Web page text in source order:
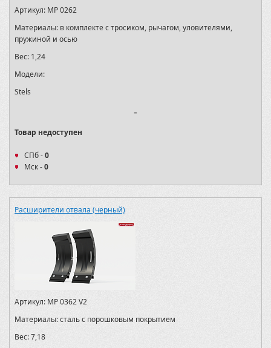
Артикул: MP 0262
Материалы: в комплекте с тросиком, рычагом, уловителями,
пружиной и осью
Вес: 1,24
Модели:
Stels
-
Товар недоступен
СПб -0
Мск -0
Расширители отвала (черный)
Артикул: MP 0362 V2
Материалы:сталь с порошковым покрытием
Вес:7,18